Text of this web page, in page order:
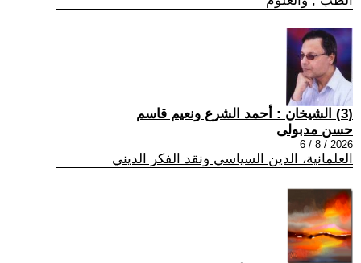
(3) الشيخان : أحمد الشرع ونعيم قاسم
حسن مدبولى
2026 / 8 / 6
العلمانية، الدين السياسي ونقد الفكر الديني